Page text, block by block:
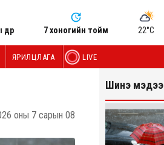
7 хоногийн тойм 22°C
ЯРИЛЦЛАГА LIVE
оны 7 сарын 08
Шинэ мэдээ